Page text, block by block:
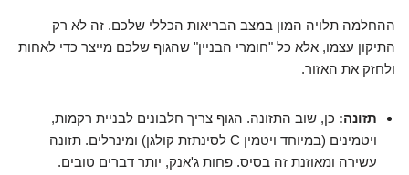
ההחלמה תלויה המון במצב הבריאות הכללי שלכם. זה לא רק
התיקון עצמו, אלא כל "חומרי הבניין" שהגוף שלכם מייצר כדי לאחות
ולחזק את האזור.
תזונה: כן, שוב התזונה. הגוף צריך חלבונים לבניית רקמות,
ויטמינים (במיוחד ויטמין C לסינתזת קולגן) ומינרלים. תזונה
עשירה ומאוזנת זה בסיס. פחות ג'אנק, יותר דברים טובים.